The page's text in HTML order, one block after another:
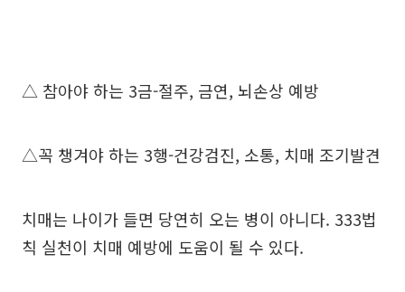
△ 참아야 하는 3금-절주, 금연, 뇌손상 예방
△꼭 챙겨야 하는 3행-건강검진, 소통, 치매 조기발견
치매는 나이가 들면 당연히 오는 병이 아니다. 333법
칙 실천이 치매 예방에 도움이 될 수 있다.